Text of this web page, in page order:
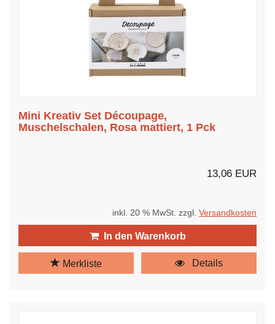
Mini Kreativ Set Découpage,
Muschelschalen, Rosa mattiert, 1 Pck
13,06 EUR
inkl. 20 % MwSt. zzgl. Versandkosten
In den Warenkorb
Merkliste Details